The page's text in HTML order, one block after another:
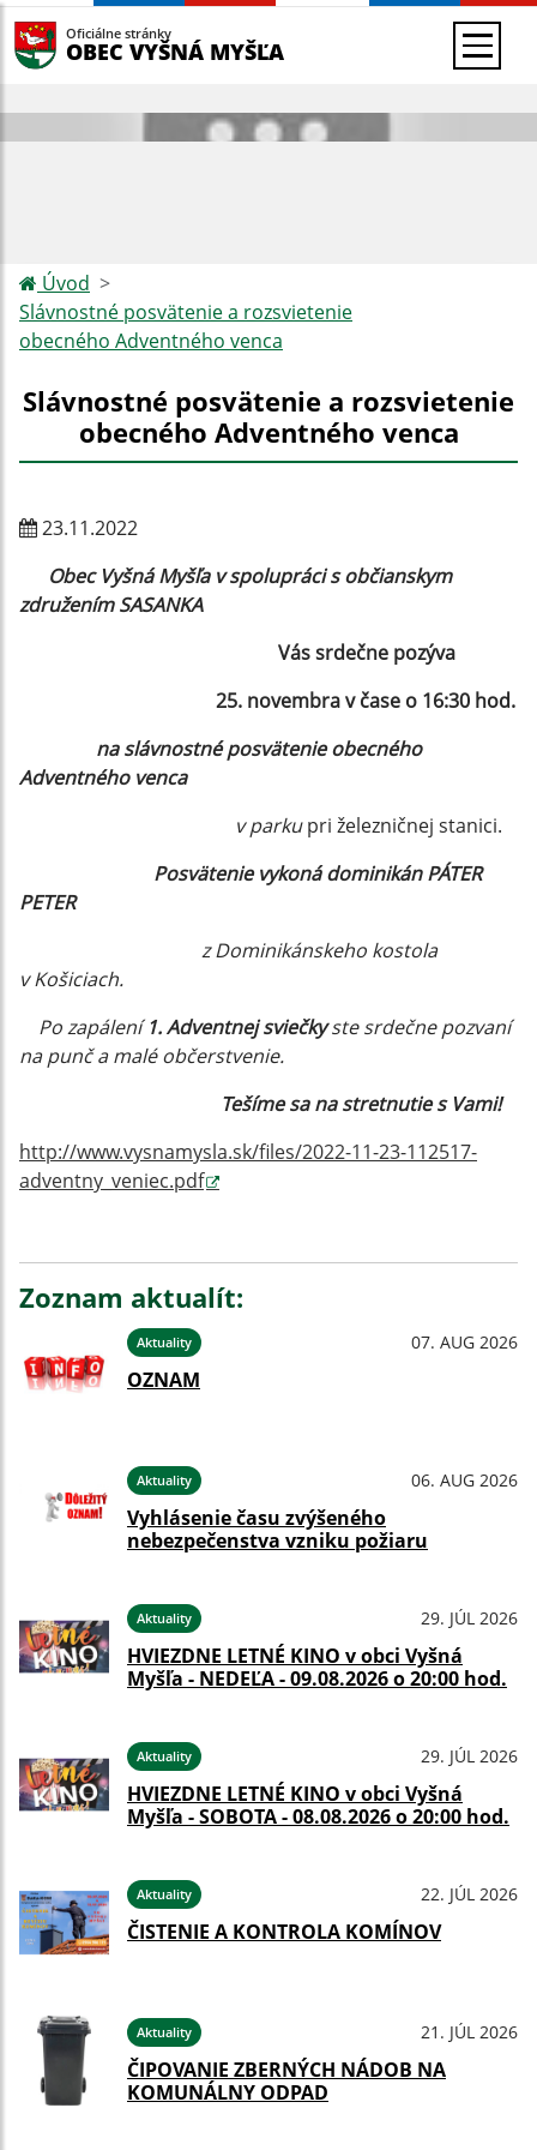
Oficiálne stránky
OBEC VYŠNÁ MYŠĽA
Úvod
Slávnostné posvätenie a rozsvietenie
obecného Adventného venca
Slávnostné posvätenie a rozsvietenie
obecného Adventného venca
23.11.2022
Obec Vyšná Myšľa v spolupráci s občianskym
združením SASANKA
Vás srdečne pozýva
25. novembra v čase o 16:30 hod.
na slávnostné posvätenie obecného
Adventného venca
v parkupri železničnej stanici.
Posvätenie vykoná dominikán PÁTER
PETER
z Dominikánskeho kostola
v Košiciach.
Po zapálení1. Adventnej sviečkyste srdečne pozvaní
na punč a malé občerstvenie.
Tešíme sa na stretnutie s Vami!
http://www.vysnamysla.sk/files/2022-11-23-112517-
adventny_veniec.pdf
Zoznam aktualít:
Aktuality 07. AUG 2026
OZNAM
Aktuality 06. AUG 2026
Vyhlásenie času zvýšeného
nebezpečenstva vzniku požiaru
Aktuality 29. JÚL 2026
HVIEZDNE LETNÉ KINO v obci Vyšná
Myšľa - NEDEĽA - 09.08.2026 o 20:00 hod.
Aktuality 29. JÚL 2026
HVIEZDNE LETNÉ KINO v obci Vyšná
Myšľa - SOBOTA - 08.08.2026 o 20:00 hod.
Aktuality 22. JÚL 2026
ČISTENIE A KONTROLA KOMÍNOV
Aktuality 21. JÚL 2026
ČIPOVANIE ZBERNÝCH NÁDOB NA
KOMUNÁLNY ODPAD